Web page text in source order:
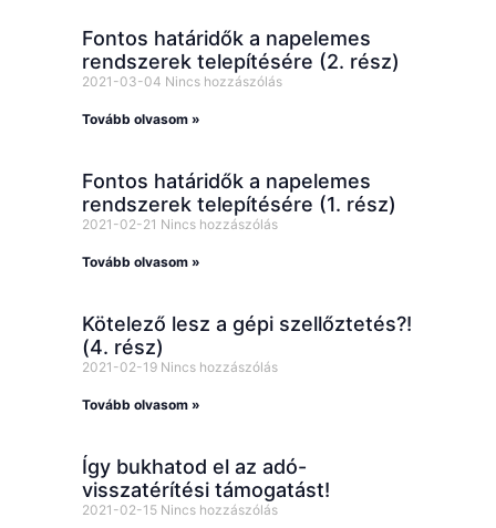
Fontos határidők a napelemes
rendszerek telepítésére (2. rész)
2021-03-04 Nincs hozzászólás
Tovább olvasom »
Fontos határidők a napelemes
rendszerek telepítésére (1. rész)
2021-02-21 Nincs hozzászólás
Tovább olvasom »
Kötelező lesz a gépi szellőztetés?!
(4. rész)
2021-02-19 Nincs hozzászólás
Tovább olvasom »
Így bukhatod el az adó-
visszatérítési támogatást!
2021-02-15 Nincs hozzászólás